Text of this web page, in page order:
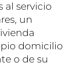
al servicio
un
domicilio
o de su